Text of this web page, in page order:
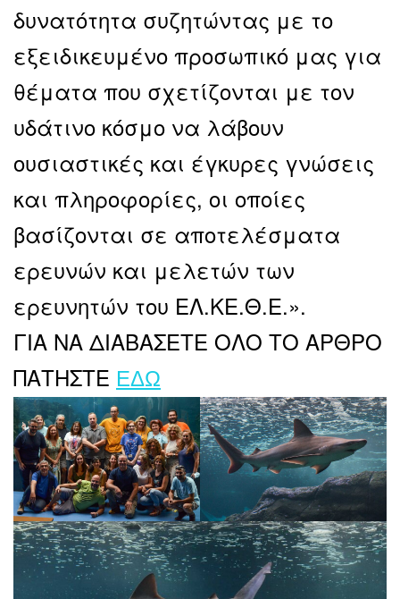
δυνατότητα συζητώντας με το
εξειδικευμένο προσωπικό μας για
θέματα που σχετίζονται με τον
υδάτινο κόσμο να λάβουν
ουσιαστικές και έγκυρες γνώσεις
και πληροφορίες, οι οποίες
βασίζονται σε αποτελέσματα
ερευνών και μελετών των
ερευνητών του ΕΛ.ΚΕ.Θ.Ε.».
ΓΙΑ ΝΑ ΔΙΑΒΑΣΕΤΕ ΟΛΟ ΤΟ ΑΡΘΡΟ
ΠΑΤΗΣΤΕ ΕΔΩ